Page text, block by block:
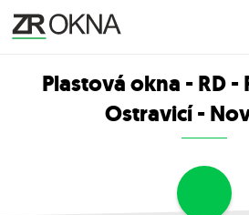
Plastová okna - RD
Ostravicí -